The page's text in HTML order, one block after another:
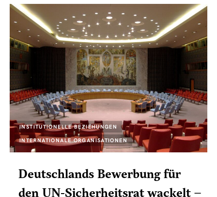
INSTITUTIONELLE BEZIEHUNGEN
INTERNATIONALE ORGANISATIONEN
Deutschlands Bewerbung für
den UN-Sicherheitsrat wackelt –